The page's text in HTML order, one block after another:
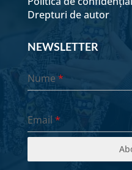
Drepturi de autor
NEWSLETTER
Nume*
Email *